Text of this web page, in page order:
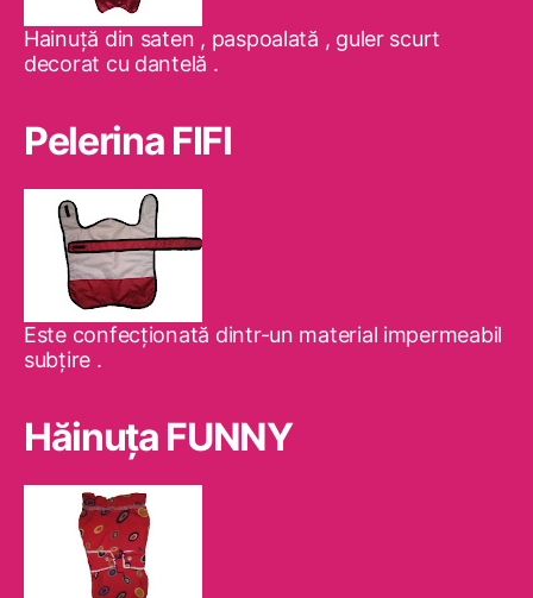
Hainuţă din saten , paspoalată , guler scurt
decorat cu dantelă .
Pelerina FIFI
Este confecţionată dintr-un material impermeabil
subţire .
Hăinuţa FUNNY